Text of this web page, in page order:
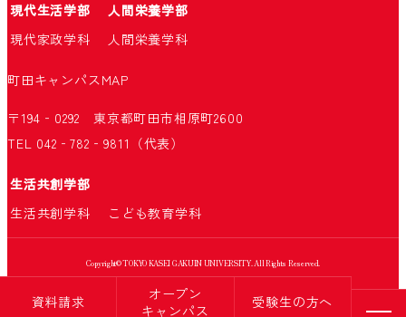
資料請求
オープン
キャンパス
受験生の方へ
現代生活学部
人間栄養学部
現代家政学科
人間栄養学科
町田キャンパスMAP
〒194‐0292 東京都町田市相原町2600
TEL 042‐782‐9811（代表）
生活共創学部
生活共創学科
こども教育学科
Copyright© TOKYO KASEI GAKUIN UNIVERSITY. All Rights Reserved.